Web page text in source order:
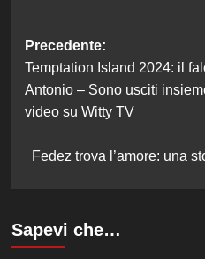
Navigazione
articolo
Precedente:
Temptation Island 2024: il
Antonio – Sono usciti
video su Witty TV
Fedez trova l’amore: una
Sapevi che…